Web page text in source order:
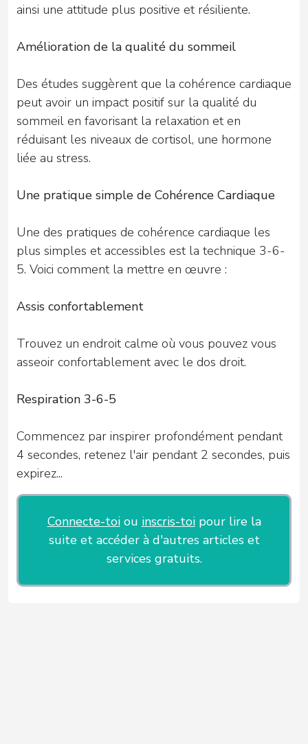
ainsi une attitude plus positive et résiliente.
Amélioration de la qualité du sommeil
Des études suggèrent que la cohérence cardiaque
peut avoir un impact positif sur la qualité du
sommeil en favorisant la relaxation et en
réduisant les niveaux de cortisol, une hormone
liée au stress.
Une pratique simple de Cohérence Cardiaque
Une des pratiques de cohérence cardiaque les
plus simples et accessibles est la technique 3-6-
5. Voici comment la mettre en œuvre :
Assis confortablement
Trouvez un endroit calme où vous pouvez vous
asseoir confortablement avec le dos droit.
Respiration 3-6-5
Commencez par inspirer profondément pendant
4 secondes, retenez l'air pendant 2 secondes, puis
expirez...
Connecte-toiou inscris-toipour lire la
suite et accéder à d'autres articles et
services gratuits.